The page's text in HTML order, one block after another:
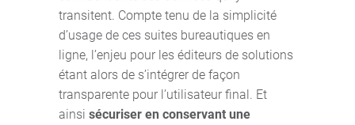
transitent. Compte tenu de la simplicité
d’usage de ces suites bureautiques en
ligne, l’enjeu pour les éditeurs de solutions
étant alors de s’intégrer de façon
transparente pour l’utilisateur final. Et
ainsi sécuriser en conservant une